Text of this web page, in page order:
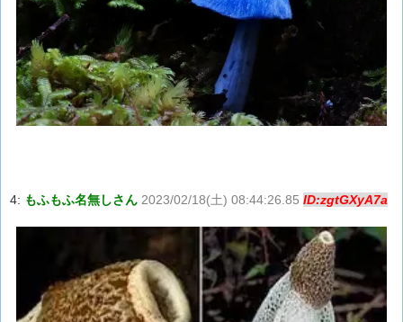
4: もふもふ名無しさん 2023/02/18(土) 08:44:26.85 ID:zgtGXyA7a